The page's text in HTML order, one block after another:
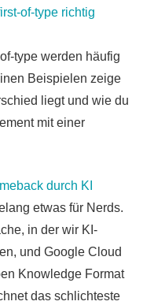
of-type richtig
type werden häufig
Beispielen zeige
liegt und wie du
mit einer
durch KI
etwas für Nerds.
in der wir KI-
und Google Cloud
Knowledge Format
das schlichteste